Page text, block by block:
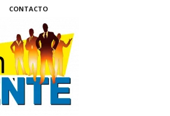
CONTACTO